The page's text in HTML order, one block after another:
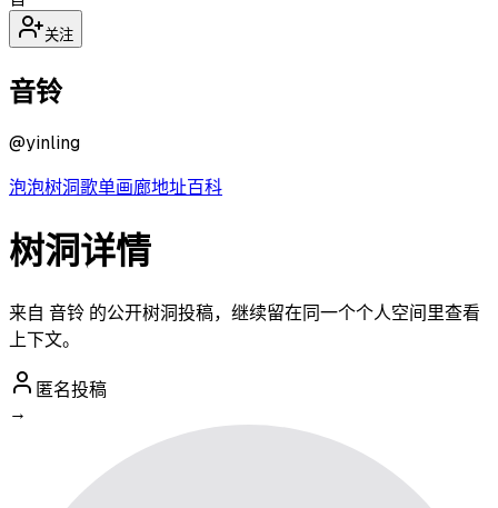
关注
音铃
@yinling
泡泡树洞歌单画廊地址百科
树洞详情
来自 音铃 的公开树洞投稿，继续留在同一个个人空间里查看
上下文。
匿名投稿
→